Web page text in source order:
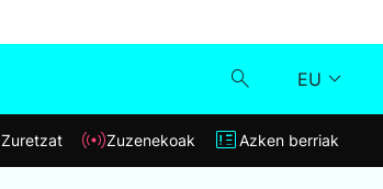
EU
Klisk
Zuretzat Zuzenekoak Azken berriak